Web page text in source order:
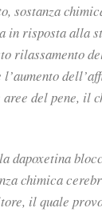
sostanza
in risposta alla
rilassamento
del pene, il
dapoxetina
chimica
il quale